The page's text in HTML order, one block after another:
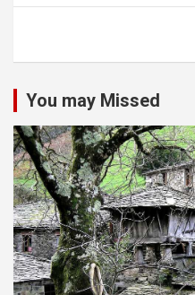
You may Missed